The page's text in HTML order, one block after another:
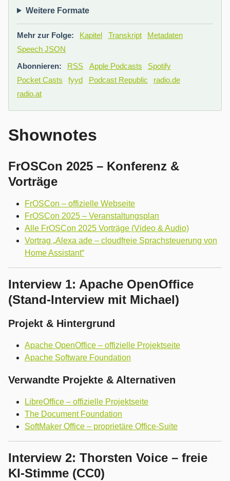
Weitere Formate
Mehr zur Folge: Kapitel Transkript
Metadaten
Speech JSON
Abonnieren:
RSS Apple Podcasts
Spotify
Pocket Casts
fyyd Podcast Republic
radio.de
radio.at
Shownotes
FrOSCon 2025 – Konferenz &
Vorträge
FrOSCon – offizielle Webseite
FrOSCon 2025 – Veranstaltungsplan
Alle FrOSCon 2025 Vorträge (Video & Audio)
Vortrag „Alexa ade – cloudfreie Sprachsteuerung von
Home Assistant“
Interview 1: Apache OpenOffice
(Stand-Interview mit Michael)
Projekt & Hintergrund
Apache OpenOffice – offizielle Projektseite
Apache Software Foundation
Verwandte Projekte & Alternativen
LibreOffice – offizielle Projektseite
The Document Foundation
SoftMaker Office – proprietäre Office-Suite
Interview 2: Thorsten Voice – freie
KI-Stimme (CC0)